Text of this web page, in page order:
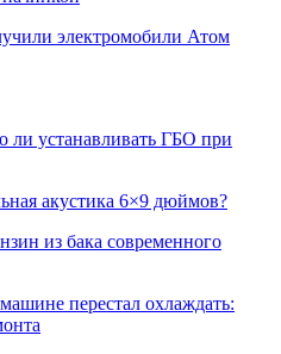
электромобили Атом
ли устанавливать ГБО при
акустика 6×9 дюймов?
из бака современного
перестал охлаждать: